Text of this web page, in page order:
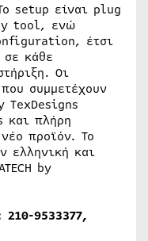
setup είναι plug
tool, ενώ
έτσι
σε κάθε
Οι
συμμετέχουν
TexDesigns
και πλήρη
προϊόν. Το
ελληνική και
by
210-9533377,